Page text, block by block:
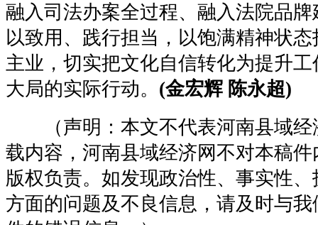
融入司法办案全过程、融入法院品
以致用、践行担当，以饱满精神状
主业，切实把文化自信转化为提升
大局的实际行动。 (金宏辉 陈永超)
（声明：本文不代表河南县域经
载内容，河南县域经济网不对本稿
版权负责。如发现政治性、事实性
方面的问题及不良信息，请及时与